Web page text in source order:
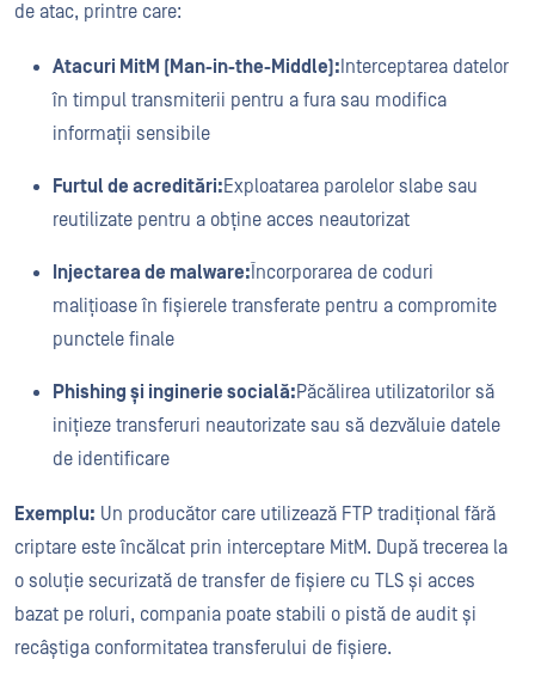
de atac, printre care:
Atacuri MitM (Man-in-the-Middle): Interceptarea datelor
în timpul transmiterii pentru a fura sau modifica
informații sensibile
Furtul de acreditări:Exploatarea parolelor slabe sau
reutilizate pentru a obține acces neautorizat
Injectarea de malware: Încorporarea de coduri
malițioase în fișierele transferate pentru a compromite
punctele finale
Phishing și inginerie socială:Păcălirea utilizatorilor să
inițieze transferuri neautorizate sau să dezvăluie datele
de identificare
Exemplu: Un producător care utilizează FTP tradițional fără
criptare este încălcat prin interceptare MitM. După trecerea la
o soluție securizată de transfer de fișiere cu TLS și acces
bazat pe roluri, compania poate stabili o pistă de audit și
recâștiga conformitatea transferului de fișiere.